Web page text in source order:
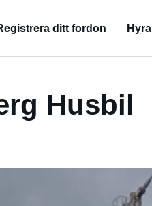
ditt fordon Hyra
Husbil